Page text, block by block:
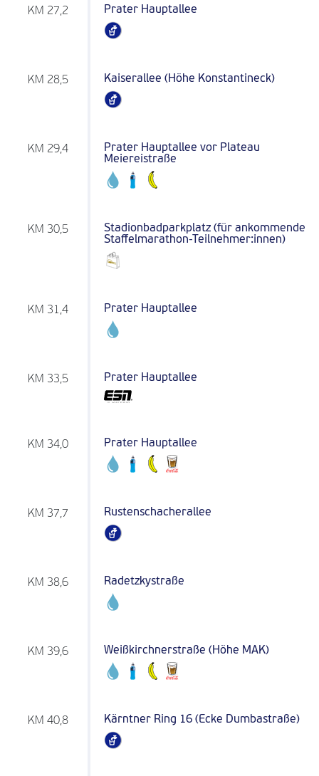
KM 27,2 Prater Hauptallee
KM 28,5 Kaiserallee (Höhe Konstantineck)
KM 29,4
Prater Hauptallee vor Plateau
Meiereistraße
KM 30,5
Stadionbadparkplatz (für ankommende
Staffelmarathon-Teilnehmer:innen)
KM 31,4 Prater Hauptallee
KM 33,5 Prater Hauptallee
KM 34,0 Prater Hauptallee
KM 37,7 Rustenschacherallee
KM 38,6 Radetzkystraße
KM 39,6 Weißkirchnerstraße (Höhe MAK)
KM 40,8 Kärntner Ring 16 (Ecke Dumbastraße)